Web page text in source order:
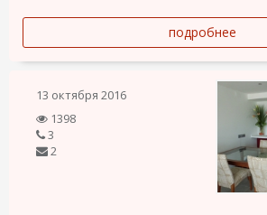
подробнее
13 октября 2016
1398
3
2